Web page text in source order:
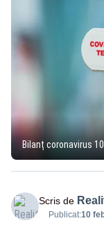
Bilanț coronavirus
Scris de
Publicat:10